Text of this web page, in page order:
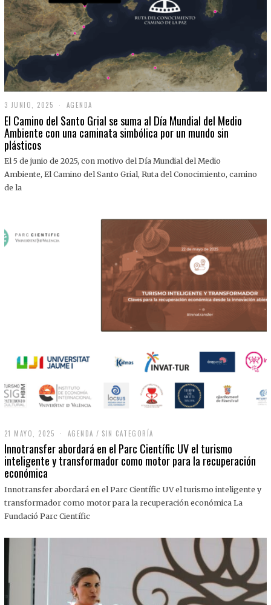
3 JUNIO, 2025
J
U
N
,
0
AGENDA
El Camino del Santo Grial se suma al Día Mundial del Medio
Ambiente con una caminata simbólica por un mundo sin
plásticos
El 5 de junio de 2025, con motivo del Día Mundial del Medio
Ambiente, El Camino del Santo Grial, Ruta del Conocimiento, camino
de la
21 MAYO, 2025
M
A
Y
,
0
2
AGENDA / SIN CATEGORÍA
Innotransfer abordará en el Parc Científic UV el turismo
inteligente y transformador como motor para la recuperación
económica
Innotransfer abordará en el Parc Científic UV el turismo inteligente y
transformador como motor para la recuperación económica La
Fundació Parc Científic